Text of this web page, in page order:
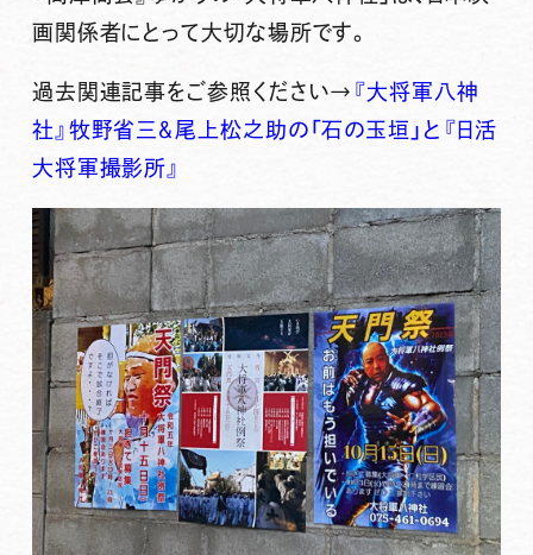
画関係者にとって大切な場所です。
過去関連記事をご参照ください→ 『大将軍八神
社』牧野省三＆尾上松之助の「石の玉垣」と『日活
大将軍撮影所』